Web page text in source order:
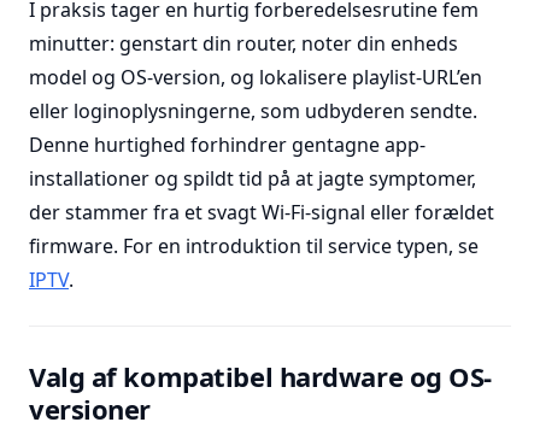
I praksis tager en hurtig forberedelsesrutine fem
minutter: genstart din router, noter din enheds
model og OS-version, og lokalisere playlist-URL’en
eller loginoplysningerne, som udbyderen sendte.
Denne hurtighed forhindrer gentagne app-
installationer og spildt tid på at jagte symptomer,
der stammer fra et svagt Wi-Fi-signal eller forældet
firmware. For en introduktion til service typen, se
IPTV.
Valg af kompatibel hardware og OS-
versioner